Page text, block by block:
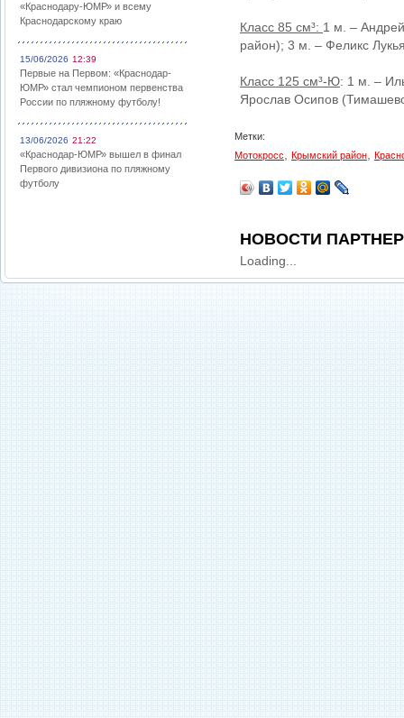
«Краснодару-ЮМР» и всему
Краснодарскому краю
15/06/2026 12:39
Первые на Первом: «Краснодар-
ЮМР» стал чемпионом первенства
России по пляжному футболу!
13/06/2026 21:22
«Краснодар-ЮМР» вышел в финал
Первого дивизиона по пляжному
футболу
Класс 85 см³: 1 м. –
район); 3 м. – Феликс
Класс 125 см³-Ю: 1 м. –
Ярослав Осипов
Метки:
Мотокросс
Крымский район
НОВОСТИ
Loading...